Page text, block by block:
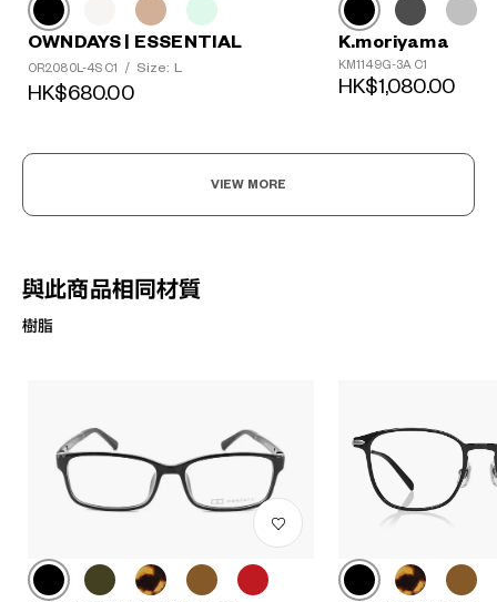
OWNDAYS | ESSENTIAL
OR2080L-4S C1 / Size: L
HK$680.00
K.moriyama
KM1149G-3A C1
HK$1,080.00
VIEW MORE
與此商品相同材質
樹脂